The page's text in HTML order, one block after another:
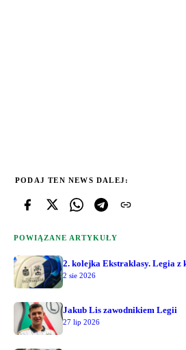
PODAJ TEN NEWS DALEJ:
POWIĄZANE ARTYKUŁY
2. kolejka Ekstraklasy. Legia z
2 sie 2026
Jakub Lis zawodnikiem Legii
27 lip 2026